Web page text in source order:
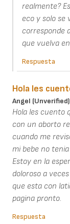
realmente?
eco y solo se
corresponde
que vuelva
Respuesta
Hola les
Angel (unverified)
Hola les cuento
con un aborto
cuando me
mi bebe no
Estoy en la
doloroso a
que esta con
pagina pronto.
Respuesta